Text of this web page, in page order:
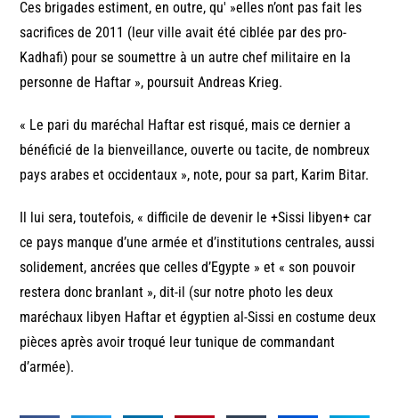
Ces brigades estiment, en outre, qu' »elles n’ont pas fait les
sacrifices de 2011 (leur ville avait été ciblée par des pro-
Kadhafi) pour se soumettre à un autre chef militaire en la
personne de Haftar », poursuit Andreas Krieg.
« Le pari du maréchal Haftar est risqué, mais ce dernier a
bénéficié de la bienveillance, ouverte ou tacite, de nombreux
pays arabes et occidentaux », note, pour sa part, Karim Bitar.
Il lui sera, toutefois, « difficile de devenir le +Sissi libyen+ car
ce pays manque d’une armée et d’institutions centrales, aussi
solidement, ancrées que celles d’Egypte » et « son pouvoir
restera donc branlant », dit-il (sur notre photo les deux
maréchaux libyen Haftar et égyptien al-Sissi en costume deux
pièces après avoir troqué leur tunique de commandant
d’armée).